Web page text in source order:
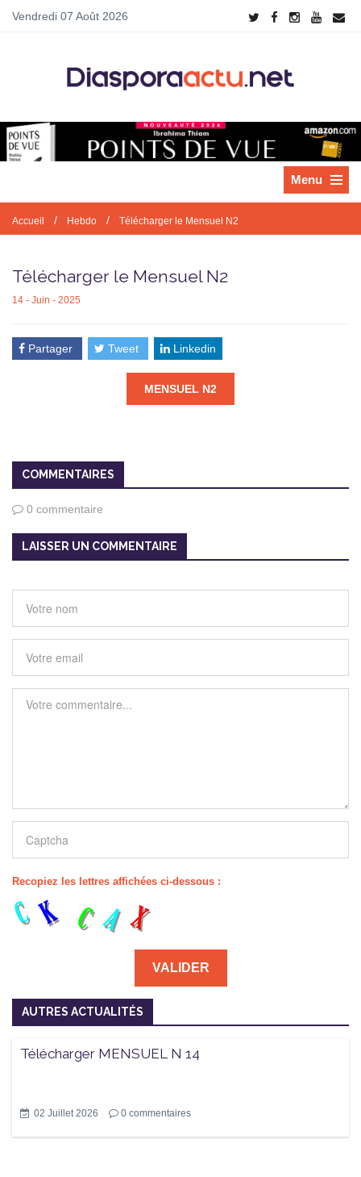
Vendredi 07 Août 2026
Menu
Accueil / Hebdo / Télécharger le Mensuel N2
Télécharger le Mensuel N2
14 - Juin - 2025
Partager Tweet Linkedin
MENSUEL N2
COMMENTAIRES
0 commentaire
LAISSER UN COMMENTAIRE
Recopiez les lettres affichées ci-dessous :
AUTRES ACTUALITÉS
Télécharger MENSUEL N 14
02 Juillet 2026 0 commentaires